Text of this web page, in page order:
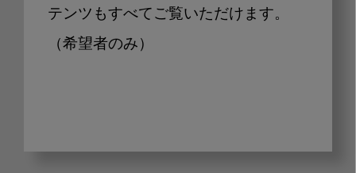
テンツもすべてご覧いただけます。
（希望者のみ）